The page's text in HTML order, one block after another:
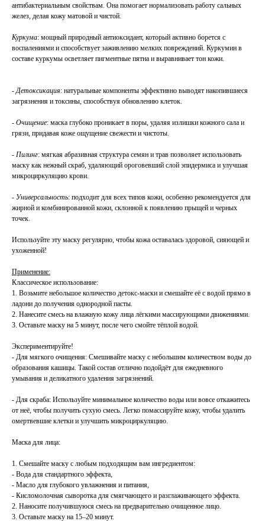
антибактериальным свойствам. Она помогает нормализовать работу сальных
желез, делая кожу матовой и чистой.
Куркума: мощный природный антиоксидант, который активно борется с
воспалениями и способствует заживлению мелких повреждений. Куркумин в
составе куркумы осветляет пигментные пятна и выравнивает тон кожи.
-Детоксикация: натуральные компоненты эффективно выводят накопившиеся
загрязнения и токсины, способствуя обновлению клеток.
- Очищение: маска глубоко проникает в поры, удаляя излишки кожного сала и
грязи, придавая коже ощущение свежести и чистоты.
- Пилинг: мягкая абразивная структура семян и трав позволяет использовать
маску как нежный скраб, удаляющий ороговевший слой эпидермиса и улучшая
микроциркуляцию крови.
- Универсальность: подходит для всех типов кожи, особенно рекомендуется для
жирной и комбинированной кожи, склонной к появлению прыщей и черных
точек.
Используйте эту маску регулярно, чтобы кожа оставалась здоровой, сияющей и
ухоженной!
Применение:
Классическое использование:
1. Возьмите небольшое количество детокс-маски и смешайте её с водой прямо в
ладони до получения однородной пасты.
2. Нанесите смесь на влажную кожу лица лёгкими массирующими движениями.
3. Оставьте маску на 5 минут, после чего смойте тёплой водой.
Экспериментируйте!
- Для мягкого очищения: Смешивайте маску с небольшим количеством воды до
образования кашицы. Такой состав отлично подойдёт для ежедневного
умывания и деликатного удаления загрязнений.
- Для скраба: Используйте минимальное количество воды или вовсе откажитесь
от неё, чтобы получить сухую смесь. Легко помассируйте кожу, чтобы удалить
омертвевшие клетки и улучшить микроциркуляцию.
Маска для лица:
1. Смешайте маску с любым подходящим вам ингредиентом:
- Вода для стандартного эффекта,
- Масло для глубокого увлажнения и питания,
- Кисломолочная сыворотка для смягчающего и разглаживающего эффекта.
2. Наносите получившуюся смесь на предварительно очищенное лицо.
3. Оставьте маску на 15–20 минут.